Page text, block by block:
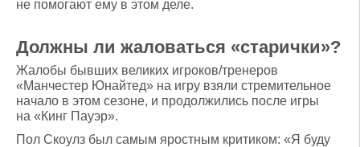
не помогают ему в этом деле.
Должны ли жаловаться «старички»?
Жалобы бывших великих игроков/тренеров
«Манчестер Юнайтед» на игру взяли стремительное
начало в этом сезоне, и продолжились после игры
на «Кинг Пауэр».
Пол Скоулз был самым яростным критиком: «Я буду